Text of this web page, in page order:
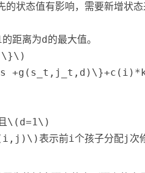
状态值有影响，需要新增状
距离为d的最大值。
\(d=1\)
表示前i个孩子分配j次